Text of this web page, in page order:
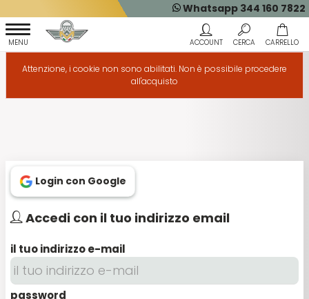
Whatsapp 344 160 7822
Attenzione, i cookie non sono abilitati. Non è possibile procedere
all'acquisto
Login con Google
Accedi con il tuo indirizzo email
il tuo indirizzo e-mail
password